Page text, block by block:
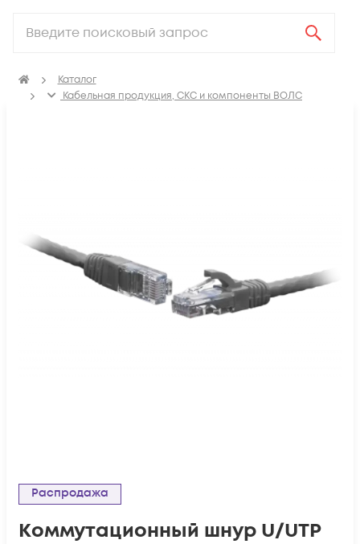
Каталог
Кабельная продукция, СКС и компоненты ВОЛС
Распродажа
Коммутационный шнур U/UTP